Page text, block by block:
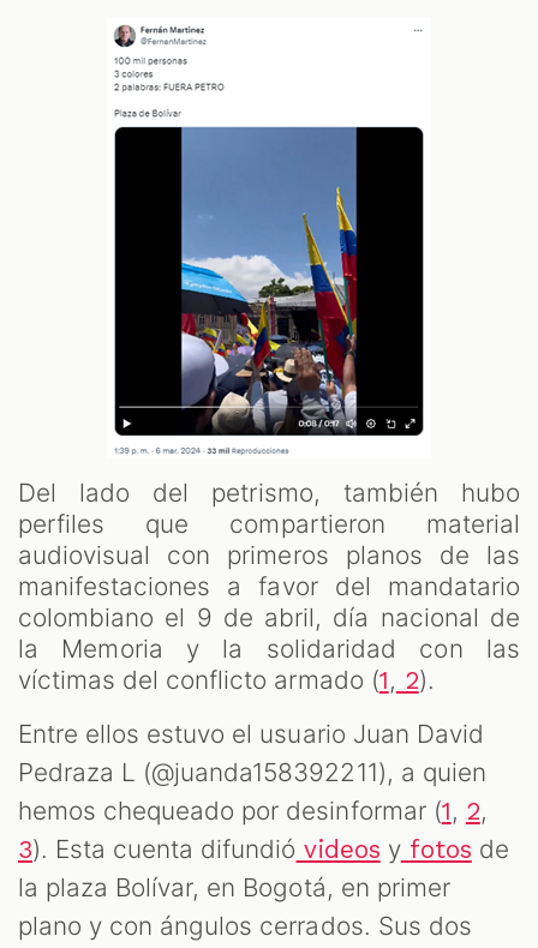
Del lado del petrismo, también hubo
perfiles que compartieron material
audiovisual con primeros planos de las
manifestaciones a favor del mandatario
colombiano el 9 de abril, día nacional de
la Memoria y la solidaridad con las
víctimas del conflicto armado (1, 2).
Entre ellos estuvo el usuario Juan David
Pedraza L (@juanda158392211), a quien
hemos chequeado por desinformar (1, 2,
3). Esta cuenta difundió videos yfotos de
la plaza Bolívar, en Bogotá, en primer
plano y con ángulos cerrados. Sus dos